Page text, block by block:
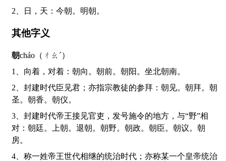
2、日，天：今朝。明朝。
其他字义
朝cháo（ㄔㄠˊ）
1、向着，对着：朝向。朝前。朝阳。坐北朝南。
2、封建时代臣见君；亦指宗教徒的参拜：朝见。朝拜。朝
圣。朝香。朝仪。
3、封建时代帝王接见官吏，发号施令的地方，与“野”相
对：朝廷。上朝。退朝。朝野。朝政。朝臣。朝议。朝
房。
4、称一姓帝王世代相继的统治时代；亦称某一个皇帝统治